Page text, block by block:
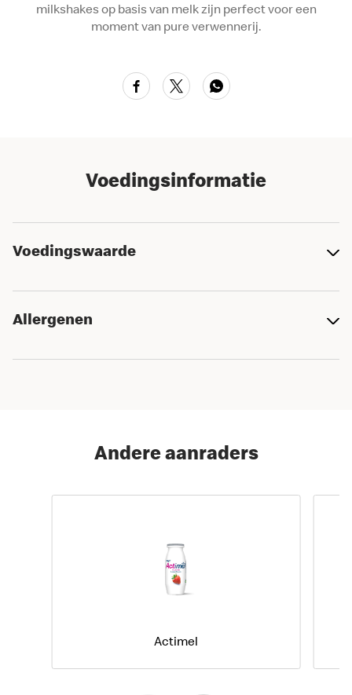
milkshakes op basis van melk zijn perfect voor een
moment van pure verwennerij.
Voedingsinformatie
Voedingswaarde
Allergenen
Andere aanraders
Actimel